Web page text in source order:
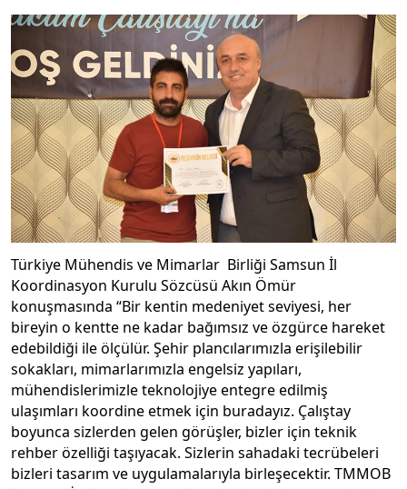
Türkiye Mühendis ve Mimarlar Birliği Samsun İl
Koordinasyon Kurulu Sözcüsü Akın Ömür
konuşmasında “Bir kentin medeniyet seviyesi, her
bireyin o kentte ne kadar bağımsız ve özgürce hareket
edebildiği ile ölçülür. Şehir plancılarımızla erişilebilir
sokakları, mimarlarımızla engelsiz yapıları,
mühendislerimizle teknolojiye entegre edilmiş
ulaşımları koordine etmek için buradayız. Çalıştay
boyunca sizlerden gelen görüşler, bizler için teknik
rehber özelliği taşıyacak. Sizlerin sahadaki tecrübeleri
bizleri tasarım ve uygulamalarıyla birleşecektir. TMMOB